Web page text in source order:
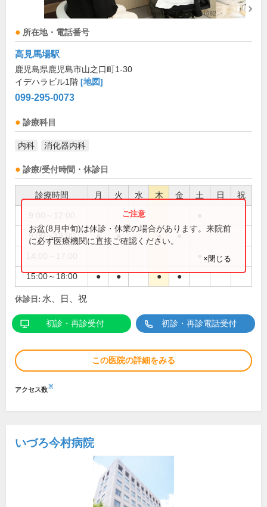
所在地・電話番号
高見馬場駅
鹿児島県鹿児島市山之口町1-30
イデハラビル1階 [地図]
099-295-0073
診療科目
内科 消化器内科
診療/受付時間・休診日
診療時間 月 火 水 木 金 土 日 祝
9:00～13:00 ● ● ● ●
15:00～18:00 ● ● ● ●
お盆(8月中旬)は休診・休業の場合があります。来院前
に必ず医療機関に直接ご確認ください。
×閉じる
休診日: 水、日、祝
初診・再診受付 初診・再診電話受付
この医院の詳細をみる
アクセス数※
いづろ今村病院